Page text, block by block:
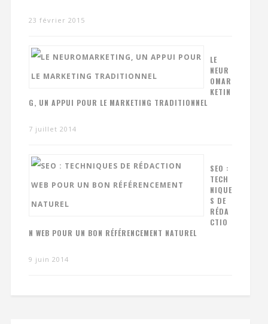
23 février 2015
LE
NEUR
OMAR
KETIN
G, UN APPUI POUR LE MARKETING TRADITIONNEL
7 juillet 2014
SEO :
TECH
NIQUE
S DE
RÉDA
CTIO
N WEB POUR UN BON RÉFÉRENCEMENT NATUREL
9 juin 2014